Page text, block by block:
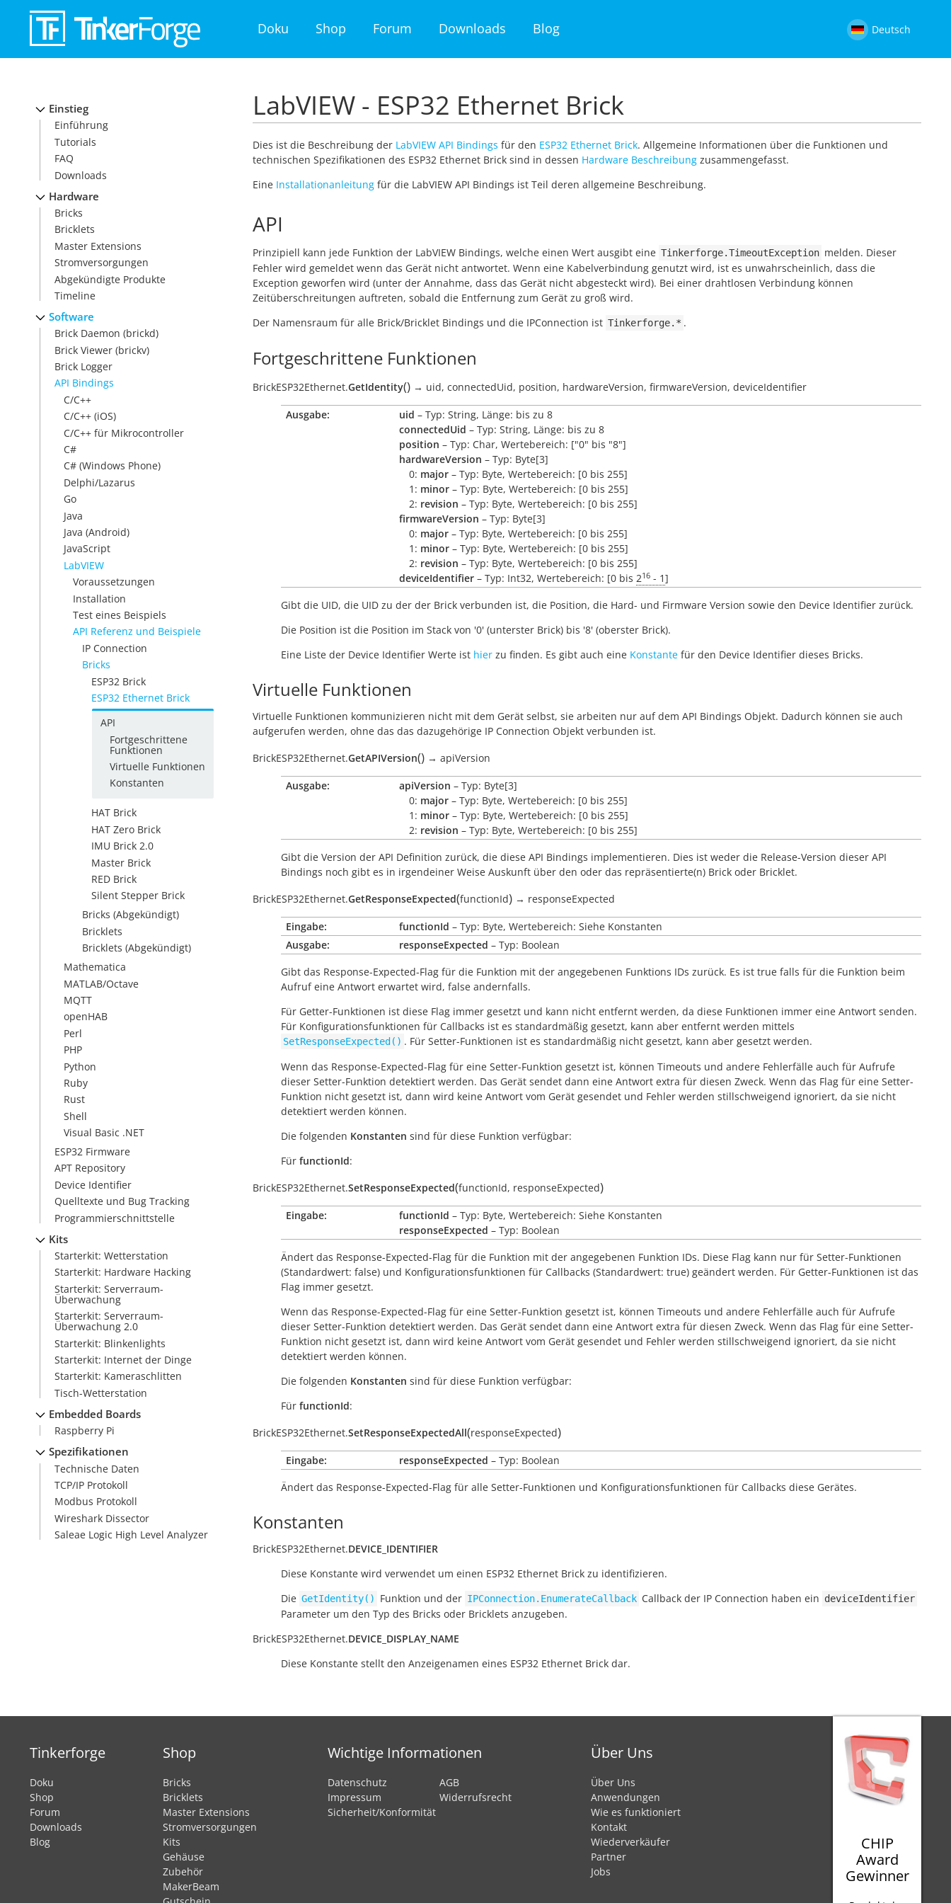
Doku Shop Forum Downloads Blog Deutsch
Einstieg
Einführung
Tutorials
FAQ
Downloads
Hardware
Bricks
Bricklets
Master Extensions
Stromversorgungen
Abgekündigte Produkte
Timeline
Software
Brick Daemon (brickd)
Brick Viewer (brickv)
Brick Logger
API Bindings
C/C++
C/C++ (iOS)
C/C++ für Mikrocontroller
C#
C# (Windows Phone)
Delphi/Lazarus
Go
Java
Java (Android)
JavaScript
LabVIEW
Voraussetzungen
Installation
Test eines Beispiels
API Referenz und Beispiele
IP Connection
Bricks
ESP32 Brick
ESP32 Ethernet Brick
API
Fortgeschrittene
Funktionen
Virtuelle Funktionen
Konstanten
HAT Brick
HAT Zero Brick
IMU Brick 2.0
Master Brick
RED Brick
Silent Stepper Brick
Bricks (Abgekündigt)
Bricklets
Bricklets (Abgekündigt)
Mathematica
MATLAB/Octave
MQTT
openHAB
Perl
PHP
Python
Ruby
Rust
Shell
Visual Basic .NET
ESP32 Firmware
APT Repository
Device Identifier
Quelltexte und Bug Tracking
Programmierschnittstelle
Kits
Starterkit: Wetterstation
Starterkit: Hardware Hacking
Starterkit: Serverraum-
Überwachung
Starterkit: Serverraum-
Überwachung 2.0
Starterkit: Blinkenlights
Starterkit: Internet der Dinge
Starterkit: Kameraschlitten
Tisch-Wetterstation
Embedded Boards
Raspberry Pi
Spezifikationen
Technische Daten
TCP/IP Protokoll
Modbus Protokoll
Wireshark Dissector
Saleae Logic High Level Analyzer
LabVIEW - ESP32 Ethernet Brick
Dies ist die Beschreibung der LabVIEW API Bindings für den ESP32 Ethernet Brick. Allgemeine Informationen über die Funktionen und
technischen Spezifikationen des ESP32 Ethernet Brick sind in dessen Hardware Beschreibung zusammengefasst.
Eine Installationanleitung für die LabVIEW API Bindings ist Teil deren allgemeine Beschreibung.
API
Prinzipiell kann jede Funktion der LabVIEW Bindings, welche einen Wert ausgibt eine Tinkerforge.TimeoutException melden. Dieser
Fehler wird gemeldet wenn das Gerät nicht antwortet. Wenn eine Kabelverbindung genutzt wird, ist es unwahrscheinlich, dass die
Exception geworfen wird (unter der Annahme, dass das Gerät nicht abgesteckt wird). Bei einer drahtlosen Verbindung können
Zeitüberschreitungen auftreten, sobald die Entfernung zum Gerät zu groß wird.
Der Namensraum für alle Brick/Bricklet Bindings und die IPConnection ist Tinkerforge.* .
Fortgeschrittene Funktionen
BrickESP32Ethernet.GetIdentity() → uid, connectedUid, position, hardwareVersion, firmwareVersion, deviceIdentifier
Ausgabe: uid – Typ: String, Länge: bis zu 8
connectedUid – Typ: String, Länge: bis zu 8
position – Typ: Char, Wertebereich: ["0" bis "8"]
hardwareVersion – Typ: Byte[3]
0: major – Typ: Byte, Wertebereich: [0 bis 255]
1: minor – Typ: Byte, Wertebereich: [0 bis 255]
2: revision – Typ: Byte, Wertebereich: [0 bis 255]
firmwareVersion – Typ: Byte[3]
0: major – Typ: Byte, Wertebereich: [0 bis 255]
1: minor – Typ: Byte, Wertebereich: [0 bis 255]
2: revision – Typ: Byte, Wertebereich: [0 bis 255]
deviceIdentifier – Typ: Int32, Wertebereich: [0 bis 216 - 1]
Gibt die UID, die UID zu der der Brick verbunden ist, die Position, die Hard- und Firmware Version sowie den Device Identifier zurück.
Die Position ist die Position im Stack von '0' (unterster Brick) bis '8' (oberster Brick).
Eine Liste der Device Identifier Werte ist hier zu finden. Es gibt auch eine Konstante für den Device Identifier dieses Bricks.
Virtuelle Funktionen
Virtuelle Funktionen kommunizieren nicht mit dem Gerät selbst, sie arbeiten nur auf dem API Bindings Objekt. Dadurch können sie auch
aufgerufen werden, ohne das das dazugehörige IP Connection Objekt verbunden ist.
BrickESP32Ethernet.GetAPIVersion() → apiVersion
Ausgabe: apiVersion – Typ: Byte[3]
0: major – Typ: Byte, Wertebereich: [0 bis 255]
1: minor – Typ: Byte, Wertebereich: [0 bis 255]
2: revision – Typ: Byte, Wertebereich: [0 bis 255]
Gibt die Version der API Definition zurück, die diese API Bindings implementieren. Dies ist weder die Release-Version dieser API
Bindings noch gibt es in irgendeiner Weise Auskunft über den oder das repräsentierte(n) Brick oder Bricklet.
BrickESP32Ethernet.GetResponseExpected(functionId) → responseExpected
Eingabe: functionId – Typ: Byte, Wertebereich: Siehe Konstanten
Ausgabe:
responseExpected – Typ: Boolean
Gibt das Response-Expected-Flag für die Funktion mit der angegebenen Funktions IDs zurück. Es ist true falls für die Funktion beim
Aufruf eine Antwort erwartet wird, false andernfalls.
Für Getter-Funktionen ist diese Flag immer gesetzt und kann nicht entfernt werden, da diese Funktionen immer eine Antwort senden.
Für Konfigurationsfunktionen für Callbacks ist es standardmäßig gesetzt, kann aber entfernt werden mittels
SetResponseExpected() . Für Setter-Funktionen ist es standardmäßig nicht gesetzt, kann aber gesetzt werden.
Wenn das Response-Expected-Flag für eine Setter-Funktion gesetzt ist, können Timeouts und andere Fehlerfälle auch für Aufrufe
dieser Setter-Funktion detektiert werden. Das Gerät sendet dann eine Antwort extra für diesen Zweck. Wenn das Flag für eine Setter-
Funktion nicht gesetzt ist, dann wird keine Antwort vom Gerät gesendet und Fehler werden stillschweigend ignoriert, da sie nicht
detektiert werden können.
Die folgenden Konstanten sind für diese Funktion verfügbar:
Für functionId:
BrickESP32Ethernet.SetResponseExpected(functionId, responseExpected)
Eingabe: functionId – Typ: Byte, Wertebereich: Siehe Konstanten
responseExpected – Typ: Boolean
Ändert das Response-Expected-Flag für die Funktion mit der angegebenen Funktion IDs. Diese Flag kann nur für Setter-Funktionen
(Standardwert: false) und Konfigurationsfunktionen für Callbacks (Standardwert: true) geändert werden. Für Getter-Funktionen ist das
Flag immer gesetzt.
Wenn das Response-Expected-Flag für eine Setter-Funktion gesetzt ist, können Timeouts und andere Fehlerfälle auch für Aufrufe
dieser Setter-Funktion detektiert werden. Das Gerät sendet dann eine Antwort extra für diesen Zweck. Wenn das Flag für eine Setter-
Funktion nicht gesetzt ist, dann wird keine Antwort vom Gerät gesendet und Fehler werden stillschweigend ignoriert, da sie nicht
detektiert werden können.
Die folgenden Konstanten sind für diese Funktion verfügbar:
Für functionId:
BrickESP32Ethernet.SetResponseExpectedAll(responseExpected)
Eingabe: responseExpected – Typ: Boolean
Ändert das Response-Expected-Flag für alle Setter-Funktionen und Konfigurationsfunktionen für Callbacks diese Gerätes.
Konstanten
BrickESP32Ethernet.DEVICE_IDENTIFIER
Diese Konstante wird verwendet um einen ESP32 Ethernet Brick zu identifizieren.
Die GetIdentity() Funktion und der IPConnection.EnumerateCallback Callback der IP Connection haben ein deviceIdentifier
Parameter um den Typ des Bricks oder Bricklets anzugeben.
BrickESP32Ethernet.DEVICE_DISPLAY_NAME
Diese Konstante stellt den Anzeigenamen eines ESP32 Ethernet Brick dar.
Tinkerforge
Doku
Shop
Forum
Downloads
Blog
Shop
Bricks
Bricklets
Master Extensions
Stromversorgungen
Kits
Gehäuse
Zubehör
MakerBeam
Wichtige Informationen
Datenschutz
Impressum
Sicherheit/Konformität
AGB
Widerrufsrecht
Über Uns
Über Uns
Anwendungen
Wie es funktioniert
Kontakt
Wiederverkäufer
Partner
Jobs
CHIP
Award
Gewinner